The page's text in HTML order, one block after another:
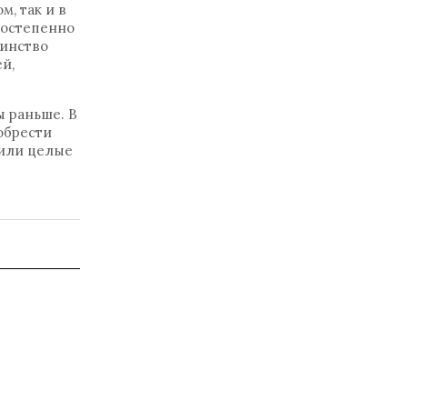
так и в
раньше. В
целые